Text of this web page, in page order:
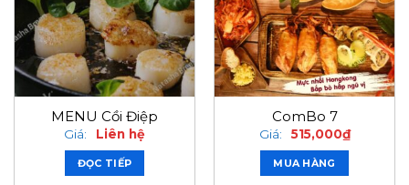
MENU Cồi Điệp
Giá: Liên hệ
ĐỌC TIẾP
ComBo 7
Giá: 515,000₫
MUA HÀNG